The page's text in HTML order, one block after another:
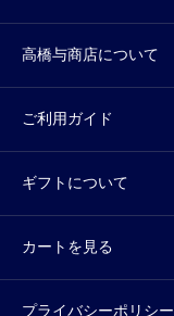
高橋与商店について
ご利用ガイド
ギフトについて
カートを見る
プライバシーポリシー